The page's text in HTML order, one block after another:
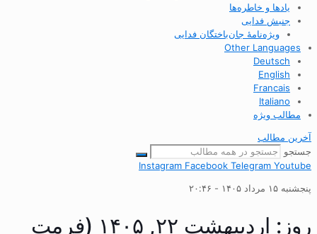
یادها و خاطره‌ها
جنبش فدایی
ویژه‌نامهٔ جان‌باختگان فدایی
Other Languages
Deutsch
English
Francais
Italiano
مطالب ویژه
آخرین مطالب
جستجو
Instagram Facebook Telegram Youtube
پنجشنبه ۱۵ مرداد ۱۴۰۵ - ۲۰:۴۶
روز: اردیبهشت ۲۲, ۱۴۰۵ (فرمت